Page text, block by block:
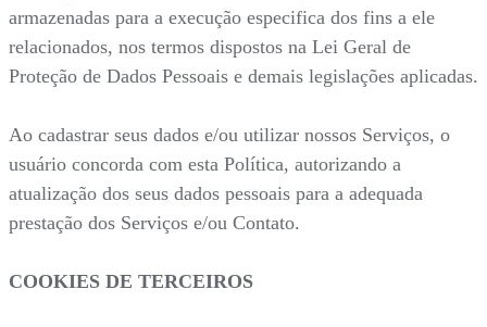
armazenadas para a execução especifica dos fins a ele
relacionados, nos termos dispostos na Lei Geral de
Proteção de Dados Pessoais e demais legislações aplicadas.
Ao cadastrar seus dados e/ou utilizar nossos Serviços, o
usuário concorda com esta Política, autorizando a
atualização dos seus dados pessoais para a adequada
prestação dos Serviços e/ou Contato.
COOKIES DE TERCEIROS